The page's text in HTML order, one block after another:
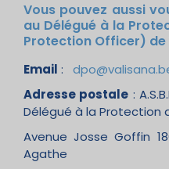
Vous pouvez aussi
au Délégué à la
Protection Officer) de
Email :
Adresse postale :
Délégué à la Protection
Avenue Josse Goffin
Agathe